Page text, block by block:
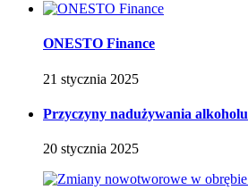
ONESTO Finance
21 stycznia 2025
Przyczyny nadużywania alkoholu
20 stycznia 2025